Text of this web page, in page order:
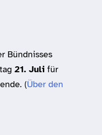
Bündnisses
21. Juli für
(Über den